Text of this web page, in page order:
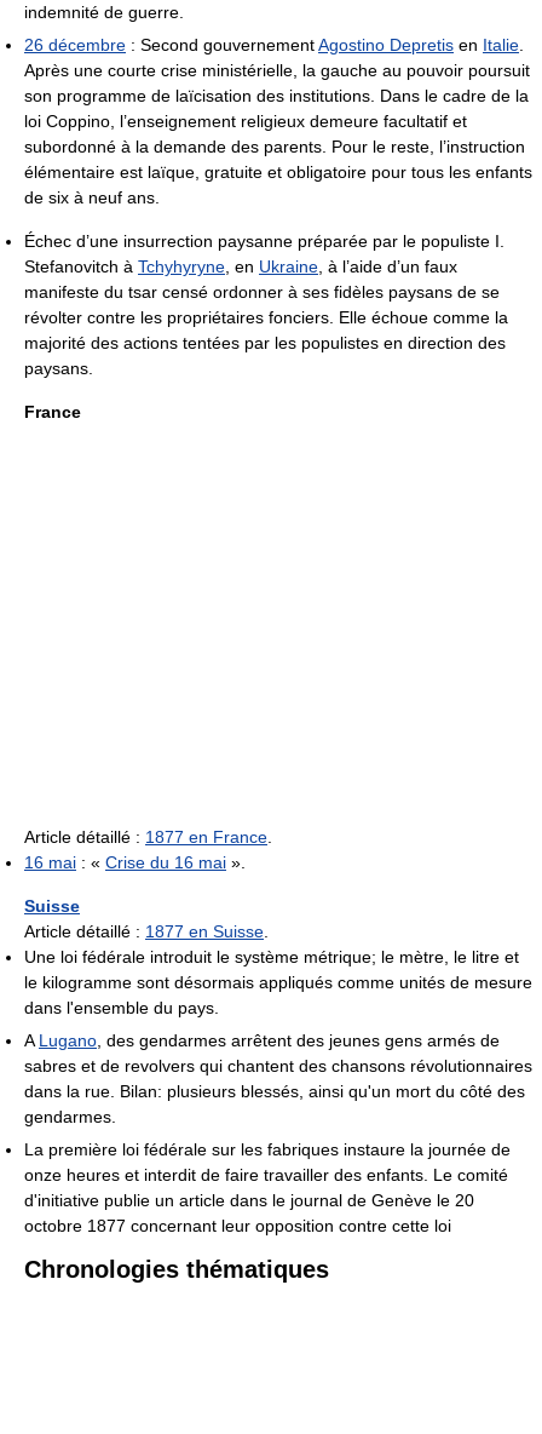
indemnité de guerre.
26 décembre : Second gouvernementAgostino Depretis en Italie
Après une courte crise ministérielle, la gauche au pouvoir poursuit
son programme de laïcisation des institutions. Dans le cadre de la
loi Coppino, l’enseignement religieux demeure facultatif et
subordonné à la demande des parents. Pour le reste, l’instruction
élémentaire est laïque, gratuite et obligatoire pour tous les enfants
de six à neuf ans.
Échec d’une insurrection paysanne préparée par le populiste I.
Stefanovitch à Tchyhyryne , en Ukraine , à l’aide d’un faux
manifeste du tsar censé ordonner à ses fidèles paysans de se
révolter contre les propriétaires fonciers. Elle échoue comme la
majorité des actions tentées par les populistes en direction des
paysans.
France
Article détaillé : 1877 en France
16 mai : « Crise du 16 mai ».
Suisse
Article détaillé : 1877 en Suisse
Une loi fédérale introduit le système métrique; le mètre, le litre et
le kilogramme sont désormais appliqués comme unités de mesure
dans l'ensemble du pays.
A Lugano , des gendarmes arrêtent des jeunes gens armés de
sabres et de revolvers qui chantent des chansons révolutionnaires
dans la rue. Bilan: plusieurs blessés, ainsi qu'un mort du côté des
gendarmes.
La première loi fédérale sur les fabriques instaure la journée de
onze heures et interdit de faire travailler des enfants. Le comité
d'initiative publie un article dans le journal de Genève le 20
octobre 1877 concernant leur opposition contre cette loi
Chronologies thématiques